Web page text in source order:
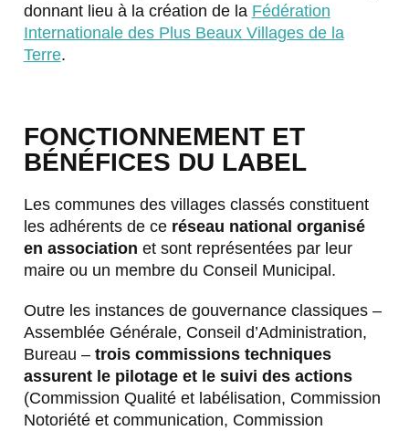
donnant lieu à la création de la Fédération
Internationale des Plus Beaux Villages de la
Terre.
FONCTIONNEMENT ET
BÉNÉFICES DU LABEL
Les communes des villages classés constituent
les adhérents de ce réseau national organisé
en association et sont représentées par leur
maire ou un membre du Conseil Municipal.
Outre les instances de gouvernance classiques –
Assemblée Générale, Conseil d’Administration,
Bureau – trois commissions techniques
assurent le pilotage et le suivi des actions
(Commission Qualité et labélisation, Commission
Notoriété et communication, Commission